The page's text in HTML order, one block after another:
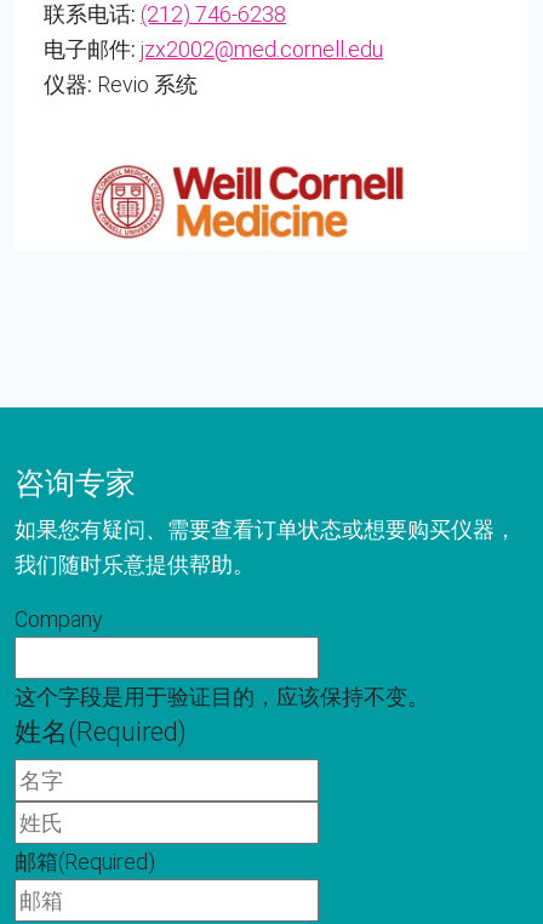
联系电话: (212) 746-6238
电子邮件: jzx2002@med.cornell.edu
仪器: Revio 系统
咨询专家
如果您有疑问、需要查看订单状态或想要购买仪器，
我们随时乐意提供帮助。
Company
这个字段是用于验证目的，应该保持不变。
姓名(Required)
邮箱(Required)